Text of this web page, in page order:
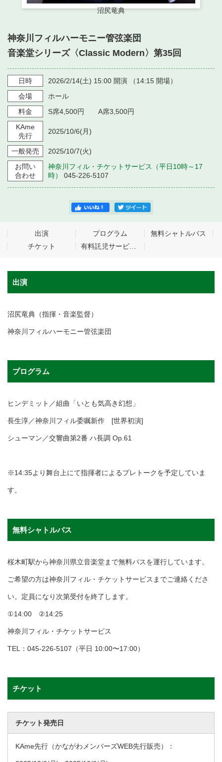
沼尻竜典
神奈川フィルハーモニー管弦楽団
音楽堂シリーズ〈Classic Modern〉第35回
日時 2026/2/14(土) 15:00 開演 （14:15 開場）
会場
ホール
料金
S席4,500円 A席3,500円
KAme
先行
2025/10/6(月)
一般発売 2025/10/7(火)
お問い
合わせ
神奈川フィル・チケットサービス（平日10時～17
時）
045-226-5107
出演 プログラム
無料シャトルバス
チケット
有料託児サービスあり【神奈川県 子育て世帯文化芸術体験促進事業】
出演
沼尻竜典（指揮・音楽監督）
神奈川フィルハーモニー管弦楽団
プログラム
ヒンデミット／組曲「いとも気高き幻想」
長生淳／神奈川フィル委嘱新作 [世界初演]
シューマン／交響曲第2番 ハ長調 Op.61
※14:35より舞台上にて指揮者によるプレトークを予定していま
す。
無料シャトルバス
桜木町駅から神奈川県立音楽堂まで無料バスを運行しています。
ご希望の方は神奈川フィル・チケットサービスまでご連絡くださ
い。定員になり次第受付を終了します。
①14:00 ②14:25
神奈川フィル・チケットサービス
TEL：045-226-5107（平日 10:00〜17:00）
チケット
チケット発売日
KAme先行（かながわメンバーズWEB先行販売）：